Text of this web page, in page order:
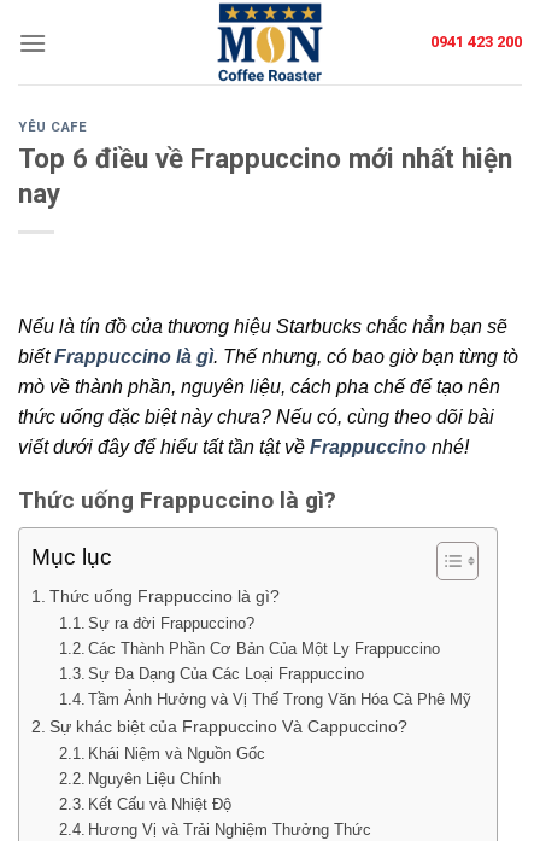
0941 423 200
YÊU CAFE
Top 6 điều về Frappuccino mới nhất hiện
nay
Nếu là tín đồ của thương hiệu Starbucks chắc hẳn bạn sẽ
biếtFrappuccino là gì. Thế nhưng, có bao giờ bạn từng tò
mò về thành phần, nguyên liệu, cách pha chế để tạo nên
thức uống đặc biệt này chưa? Nếu có, cùng theo dõi bài
viết dưới đây để hiểu tất tần tật về Frappuccino nhé!
Thức uống Frappuccino là gì?
Mục lục
Thức uống Frappuccino là gì?
Sự ra đời Frappuccino?
Các Thành Phần Cơ Bản Của Một Ly Frappuccino
Sự Đa Dạng Của Các Loại Frappuccino
Tầm Ảnh Hưởng và Vị Thế Trong Văn Hóa Cà Phê Mỹ
Sự khác biệt của Frappuccino Và Cappuccino?
Khái Niệm và Nguồn Gốc
Nguyên Liệu Chính
Kết Cấu và Nhiệt Độ
Hương Vị và Trải Nghiệm Thưởng Thức